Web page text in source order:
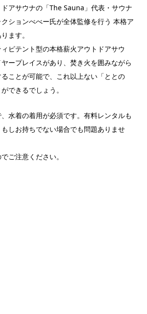
アサウナの「The Sauna」代表・サウナ
ションべべー氏が全体監修を行う 本格ア
ます。
ピテント型の本格薪火アウトドアサウ
ープレイスがあり、焚き火を囲みながら
ことが可能で、これ以上ない「ととの
できるでしょう。
水着の着用が必須です。有料レンタルも
しお持ちでない場合でも問題ありませ
ご注意ください。